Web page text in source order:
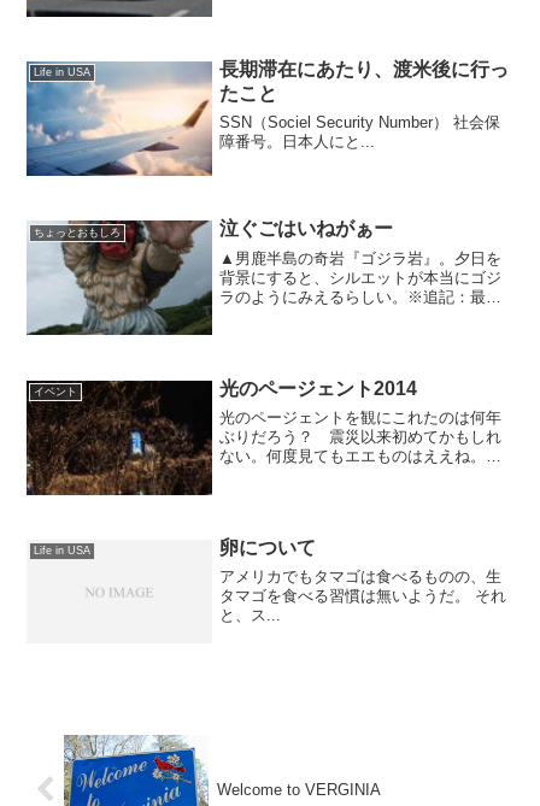
Life in USA
長期滞在にあたり、渡米後に行っ
たこと
SSN（Sociel Security Number） 社会保
障番号。日本人にと...
ちょっとおもしろ 泣ぐごはいねがぁー
▲男鹿半島の奇岩『ゴジラ岩』。夕日を
背景にすると、シルエットが本当にゴジ
ラのようにみえるらしい。※追記：最
イベント 光のページェント2014
光のページェントを観にこれたのは何年
ぶりだろう？ 震災以来初めてかもしれ
ない。何度見てもエエものはええね。こ
いた女の子への告白や、...
Life in USA 卵について
アメリカでもタマゴは食べるものの、生
タマゴを食べる習慣は無いようだ。 それ
と、ス...
Welcome to VERGINIA